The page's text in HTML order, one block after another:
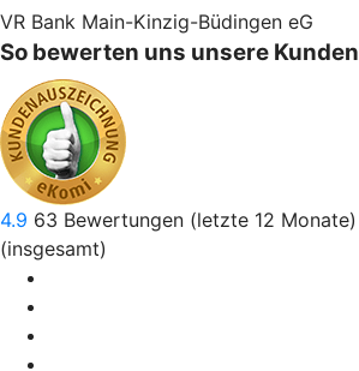
VR Bank Main-Kinzig-Büdingen eG
So bewerten uns unsere Kunden
4.9 63 Bewertungen (letzte 12 Monate)
(insgesamt)